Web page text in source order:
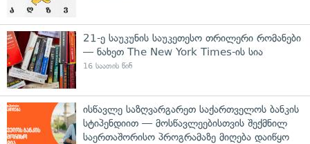
21-ე საუკუნის საუკეთესო თრილერი რომანები
— ნახეთ The New York Times-ის სია
16 საათის წინ
ისწავლე საზღვარგარეთ საქართველოს ბანკის
სტიპენდიით — მოსწავლეებისთვის შექმნილ
საერთაშორისო პროგრამაზე მიღება დაიწყო